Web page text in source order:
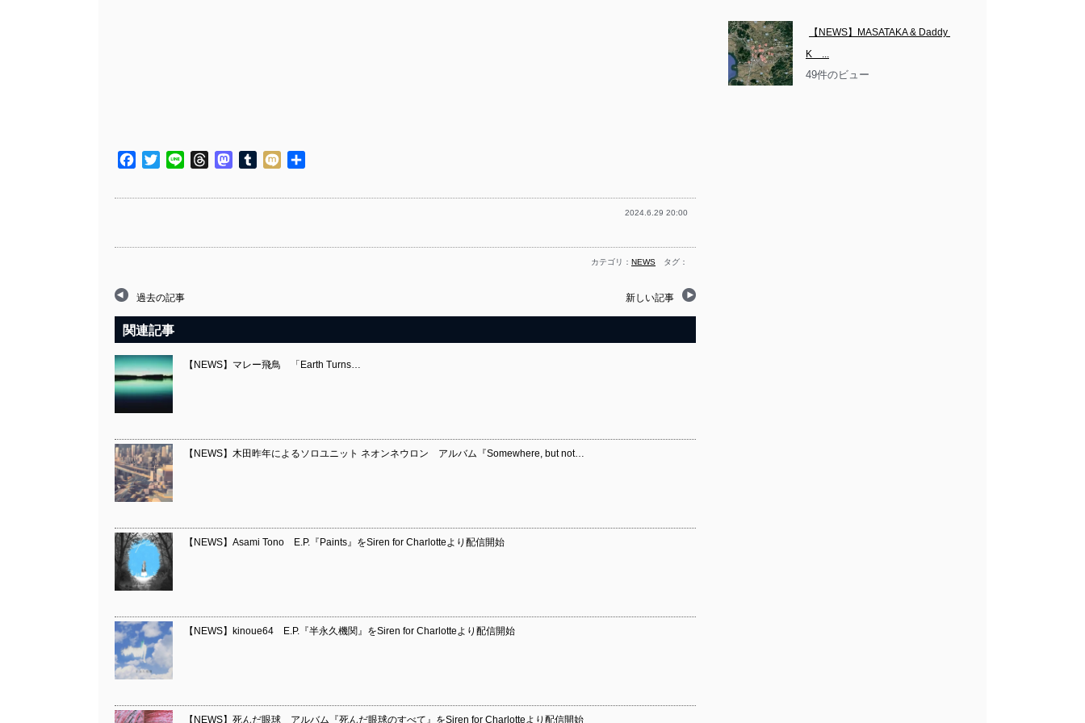
Facebook
TwitterLine ThreadsMastodon
TumblrMixi
2024.6.29 20:00
カテゴリ： NEWS タグ：
過去の記事 新しい記事
関連記事
【NEWS】マレー飛鳥 「Earth Turns…
【NEWS】木田昨年によるソロユニット ネオンネウロン アルバム『Somewhere, but not…
【NEWS】Asami Tono E.P.『Paints』をSiren for Charlotteより配信開始
【NEWS】kinoue64 E.P.『半永久機関』をSiren for Charlotteより配信開始
【NEWS】死んだ眼球 アルバム『死んだ眼球のすべて』をSiren for Charlotteより配信開始
【NEWS】MASATAKA & Daddy
K　...
49件のビュー